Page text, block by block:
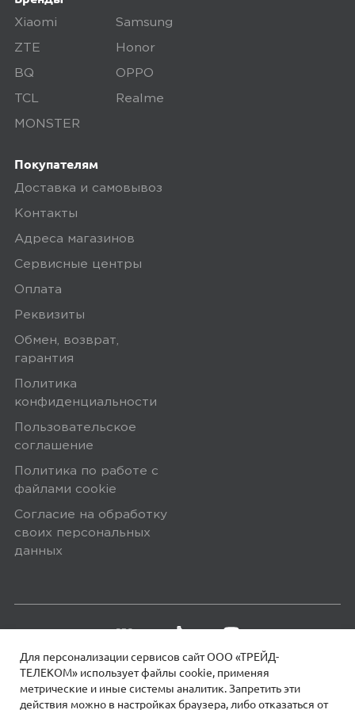
Для персонализации сервисов сайт ООО «ТРЕЙД-
ТЕЛЕКОМ» использует файлы сookie, применяя
метрические и иные системы аналитик. Запретить эти
действия можно в настройках браузера, либо отказаться от
поэтому товар доставляется во вскрытой
упаковке. Исключение составляют
некоторые виды товаров под
Xiaomi Samsung
ZTE Honor
BQ OPPO
TCL Realme
MONSTER
Покупателям
Доставка и самовывоз
Контакты
Адреса магазинов
Сервисные центры
Оплата
Реквизиты
Обмен, возврат,
гарантия
Политика
конфиденциальности
Пользовательское
соглашение
Политика по работе с
файлами сookie
Согласие на обработку
своих персональных
данных